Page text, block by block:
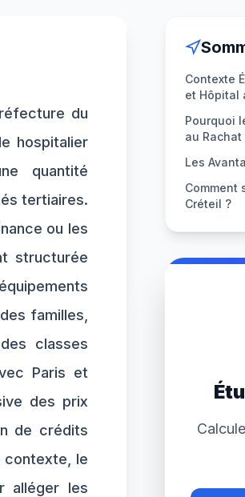
du
hospitalier
quantité
tertiaires.
ou les
structurée
familles,
classes
Paris et
des prix
de crédits
contexte, le
alléger les
Contexte
et Hôpital
Pourquoi
au
Les
Comment
Créteil ?